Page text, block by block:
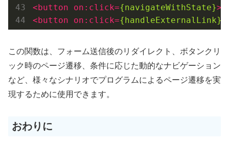
<button on:click={navigateWithState}>
<button on:click={handleExternalLink}
この関数は、フォーム送信後のリダイレクト、ボタンクリ
ック時のページ遷移、条件に応じた動的なナビゲーション
など、様々なシナリオでプログラムによるページ遷移を実
現するために使用できます。
おわりに